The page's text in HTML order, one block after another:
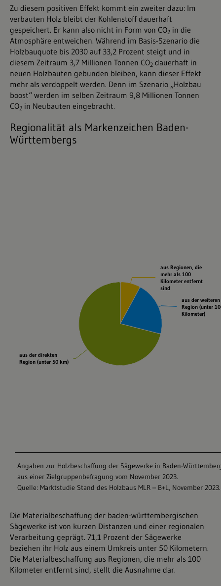
Zu diesem positiven Effekt kommt ein zweiter dazu: Im
verbauten Holz bleibt der Kohlenstoff dauerhaft
gespeichert. Er kann also nicht in Form von CO2 in die
Atmosphäre entweichen. Während im Basis-Szenario die
Holzbauquote bis 2030 auf 33,2 Prozent steigt und in
diesem Zeitraum 3,7 Millionen Tonnen CO2 dauerhaft in
neuen Holzbauten gebunden bleiben, kann dieser Effekt
mehr als verdoppelt werden. Denn im Szenario „Holzbau
boost“ werden im selben Zeitraum 9,8 Millionen Tonnen
CO2 in Neubauten eingebracht.
Regionalität als Markenzeichen Baden-
Württembergs
Die Materialbeschaffung der baden-württembergischen
Sägewerke ist von kurzen Distanzen und einer regionalen
Verarbeitung geprägt. 71,1 Prozent der Sägewerke
beziehen ihr Holz aus einem Umkreis unter 50 Kilometern.
Die Materialbeschaffung aus Regionen, die mehr als 100
Kilometer entfernt sind, stellt die Ausnahme dar.